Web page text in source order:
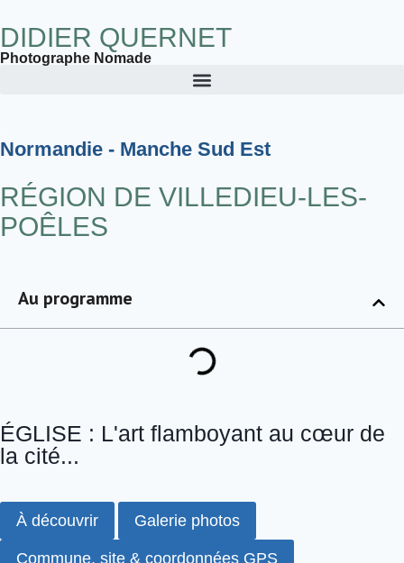
DIDIER QUERNET
Photographe Nomade
Normandie - Manche Sud Est
RÉGION DE VILLEDIEU-LES-
POÊLES
Au programme
ÉGLISE : L'art flamboyant au cœur de
la cité...
À découvrir Galerie photos
Commune, site & coordonnées GPS